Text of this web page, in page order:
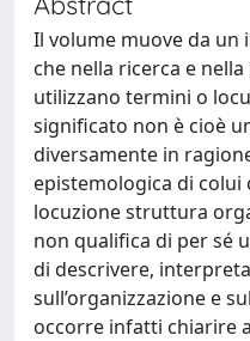
Il volume muove da
che nella ricerca e
utilizzano termini o
significato non è cioè
diversamente in
epistemologica di colui
locuzione struttura
non qualifica di per sé
di descrivere,
sull’organizzazione e
occorre infatti chiarire